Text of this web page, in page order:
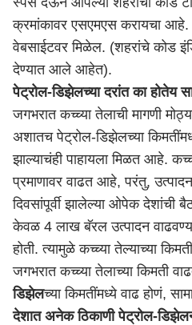
क्रमांकावर एसएमएस करायचा
वेबसाईटवर मिळेल. (शहरांचे कोड
देण्यात आले आहेत).
पेट्रोल-डिझेलच्या दरांत का होतेय
जगभरात कच्च्या तेलाची मागणी
अशातच पेट्रोल-डिझेलच्या
झाल्याचंही पाहायला मिळत आहे.
प्रमाणावर वाढत आहे, परंतु,
दिवसांपूर्वी झालेल्या ओपेक देशांची
केवळ 4 लाख बॅरल उत्पादन
होती. त्यामुळे कच्च्या तेल्याच्या
जगभरात कच्च्या तेलाच्या किमती
डिझेलच्या किमतींमध्ये वाढ होणं,
देशात अनेक ठिकाणी पेट्रोल-